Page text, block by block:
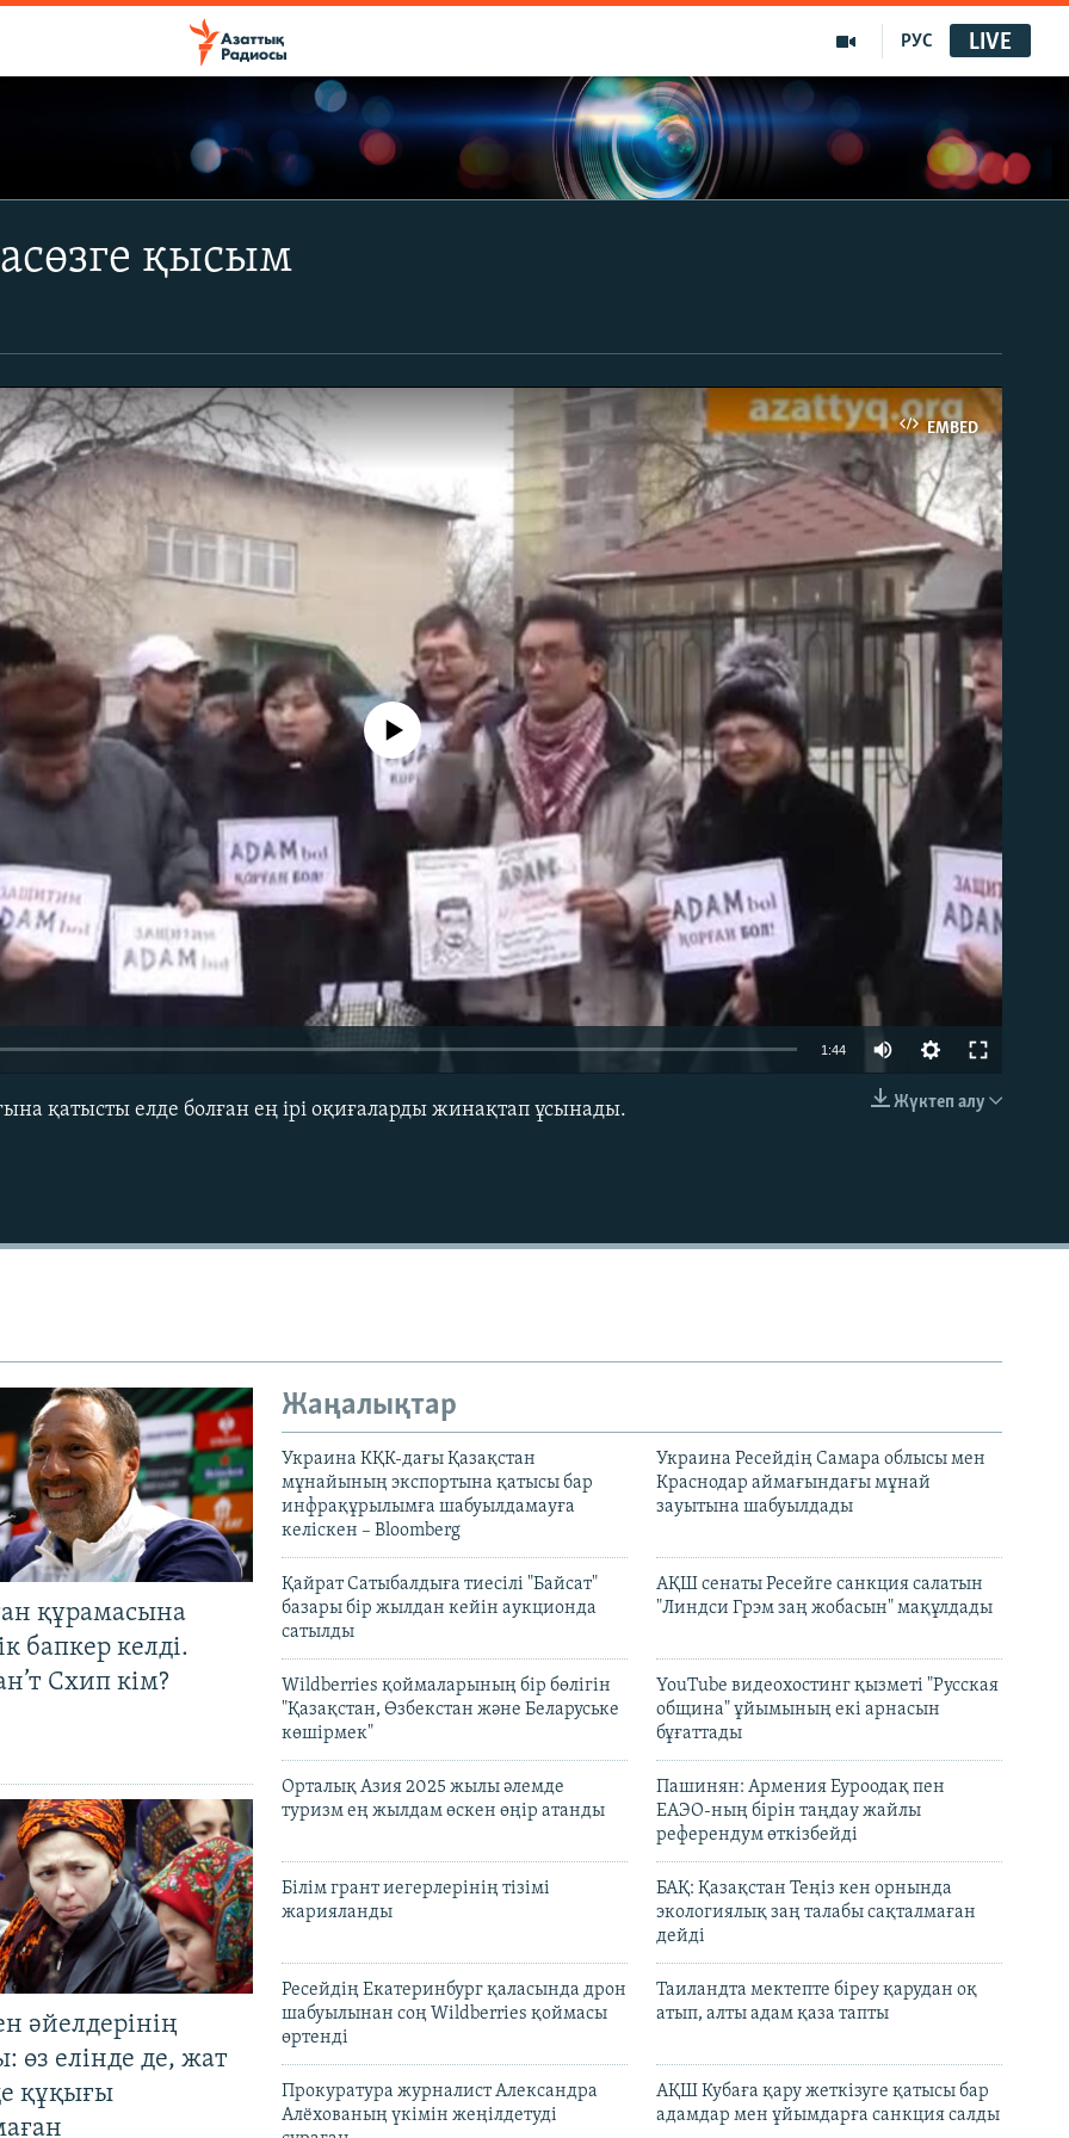
РУС LIVE
қысым
EMBED
EMBED
No media source currently available
1:44
Жүктеп алу
қатысты елде болған ең ірі оқиғаларды жинақтап ұсынады.
құрамасына
бапкер келді.
Схип кім?
әйелдерінің
өз елінде де, жат
құқығы
Жаңалықтар
Украина КҚК-дағы Қазақстан
мұнайының экспортына қатысы бар
инфрақұрылымға шабуылдамауға
келіскен – Bloomberg
Украина Ресейдің Самара облысы мен
Краснодар аймағындағы мұнай
зауытына шабуылдады
Қайрат Сатыбалдыға тиесілі "Байсат"
базары бір жылдан кейін аукционда
сатылды
АҚШ сенаты Ресейге санкция салатын
"Линдси Грэм заң жобасын" мақұлдады
Wildberries қоймаларының бір бөлігін
"Қазақстан, Өзбекстан және Беларуське
көшірмек"
YouTube видеохостинг қызметі "Русская
община" ұйымының екі арнасын
бұғаттады
Орталық Азия 2025 жылы әлемде
туризм ең жылдам өскен өңір атанды
Пашинян: Армения Еуроодақ пен
ЕАЭО-ның бірін таңдау жайлы
референдум өткізбейді
Білім грант иегерлерінің тізімі
жарияланды
БАҚ: Қазақстан Теңіз кен орнында
экологиялық заң талабы сақталмаған
дейді
Ресейдің Екатеринбург қаласында дрон
шабуылынан соң Wildberries қоймасы
өртенді
Таиландта мектепте біреу қарудан оқ
атып, алты адам қаза тапты
Прокуратура журналист Александра
Алёхованың үкімін жеңілдетуді
АҚШ Кубаға қару жеткізуге қатысы бар
адамдар мен ұйымдарға санкция салды